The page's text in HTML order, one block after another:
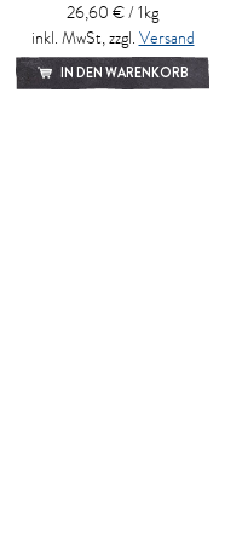
26,60 € / 1kg
inkl. MwSt, zzgl. Versand
IN DEN WARENKORB